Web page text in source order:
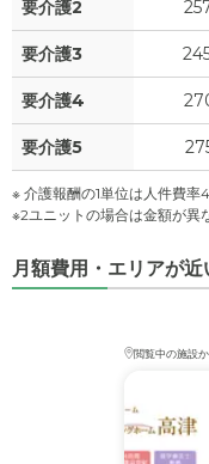
要介護2
要介護3
要介護4
要介護5
※ 介護報酬の1単位は人件費率
※2ユニットの場合は金額が異
月額費用・エリアが
閲覧中の施設